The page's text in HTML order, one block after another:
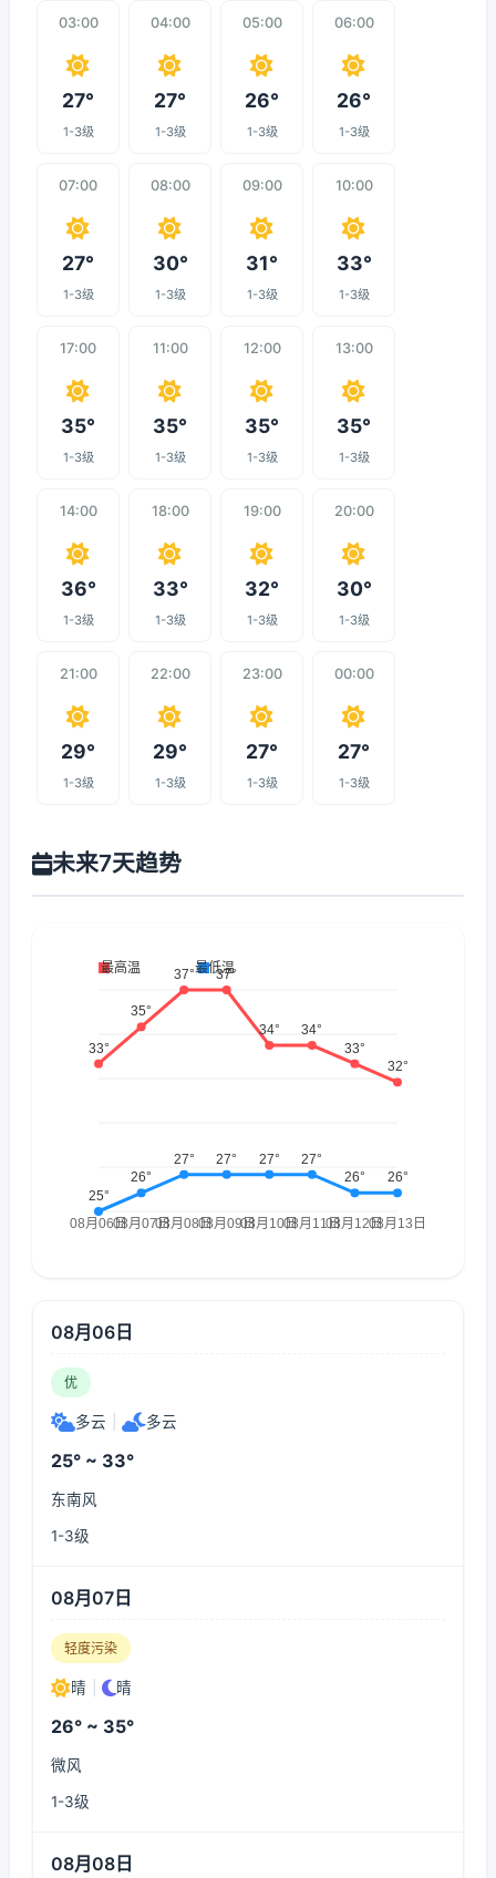
03:00
27°
1-3级
04:00
27°
1-3级
05:00
26°
1-3级
06:00
26°
1-3级
07:00
27°
1-3级
08:00
30°
1-3级
09:00
31°
1-3级
10:00
33°
1-3级
17:00
35°
1-3级
11:00
35°
1-3级
12:00
35°
1-3级
13:00
35°
1-3级
14:00
36°
1-3级
18:00
33°
1-3级
19:00
32°
1-3级
20:00
30°
1-3级
21:00
29°
1-3级
22:00
29°
1-3级
23:00
27°
1-3级
00:00
27°
1-3级
未来7天趋势
08月06日
优
多云 多云
25° ~ 33°
东南风
1-3级
08月07日
轻度污染
晴 晴
26° ~ 35°
微风
1-3级
08月08日